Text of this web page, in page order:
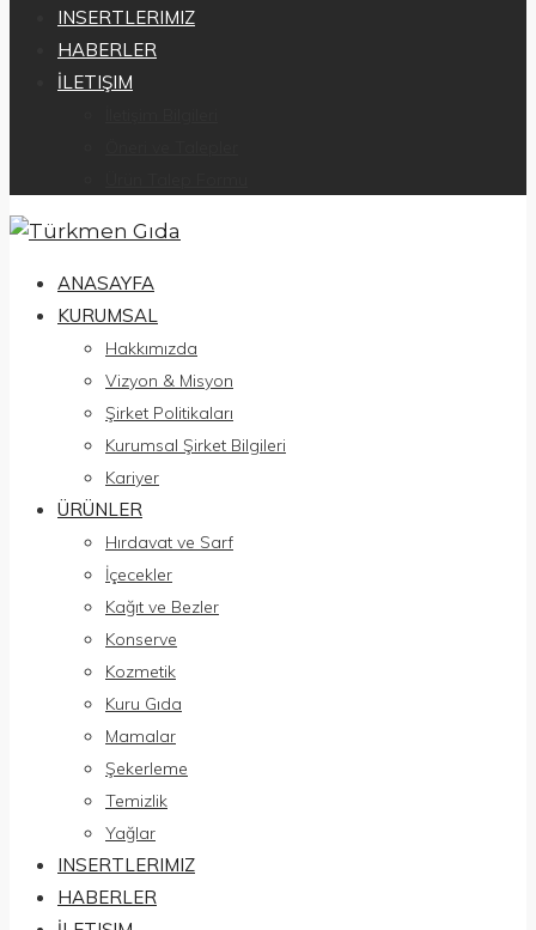
INSERTLERIMIZ
HABERLER
İLETIŞIM
ANASAYFA
KURUMSAL
Hakkımızda
Vizyon & Misyon
Şirket Politikaları
Kurumsal Şirket Bilgileri
Kariyer
ÜRÜNLER
Hırdavat ve Sarf
İçecekler
Kağıt ve Bezler
Konserve
Kozmetik
Kuru Gıda
Mamalar
Şekerleme
Temizlik
Yağlar
INSERTLERIMIZ
HABERLER